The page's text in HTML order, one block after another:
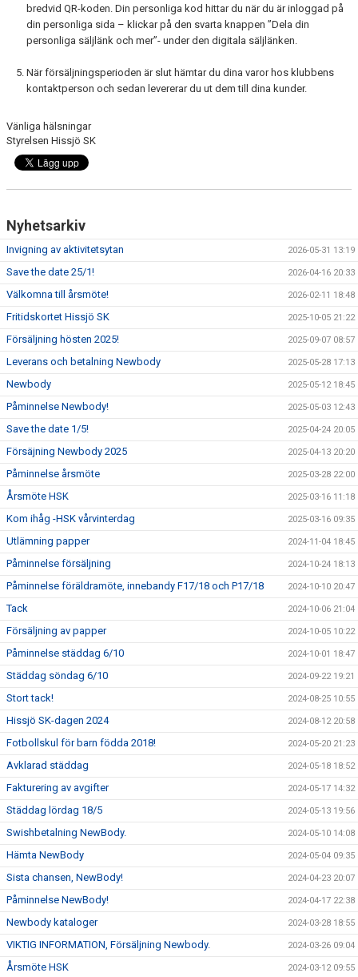
bredvid QR-koden. Din personliga kod hittar du när du är inloggad på
din personliga sida – klickar på den svarta knappen ”Dela din
personliga säljlänk och mer”- under den digitala säljlänken.
När försäljningsperioden är slut hämtar du dina varor hos klubbens
kontaktperson och sedan levererar du ut dem till dina kunder.
Vänliga hälsningar
Styrelsen Hissjö SK
Nyhetsarkiv
Invigning av aktivitetsytan 2026-05-31 13:19
Save the date 25/1! 2026-04-16 20:33
Välkomna till årsmöte! 2026-02-11 18:48
Fritidskortet Hissjö SK 2025-10-05 21:22
Försäljning hösten 2025! 2025-09-07 08:57
Leverans och betalning Newbody 2025-05-28 17:13
Newbody 2025-05-12 18:45
Påminnelse Newbody! 2025-05-03 12:43
Save the date 1/5! 2025-04-24 20:05
Försäjning Newbody 2025 2025-04-13 20:20
Påminnelse årsmöte 2025-03-28 22:00
Årsmöte HSK 2025-03-16 11:18
Kom ihåg -HSK vårvinterdag 2025-03-16 09:35
Utlämning papper 2024-11-04 18:45
Påminnelse försäljning 2024-10-24 18:13
Påminnelse föräldramöte, innebandy F17/18 och P17/18 2024-10-10 20:47
Tack 2024-10-06 21:04
Försäljning av papper 2024-10-05 10:22
Påminnelse städdag 6/10 2024-10-01 18:47
Städdag söndag 6/10 2024-09-22 19:21
Stort tack! 2024-08-25 10:55
Hissjö SK-dagen 2024 2024-08-12 20:58
Fotbollskul för barn födda 2018! 2024-05-20 21:23
Avklarad städdag 2024-05-18 18:52
Fakturering av avgifter 2024-05-17 14:32
Städdag lördag 18/5 2024-05-13 19:56
Swishbetalning NewBody. 2024-05-10 14:08
Hämta NewBody 2024-05-04 09:35
Sista chansen, NewBody! 2024-04-23 20:07
Påminnelse NewBody! 2024-04-17 22:38
Newbody kataloger 2024-03-28 18:55
VIKTIG INFORMATION, Försäljning Newbody. 2024-03-26 09:04
Årsmöte HSK 2024-03-12 09:55